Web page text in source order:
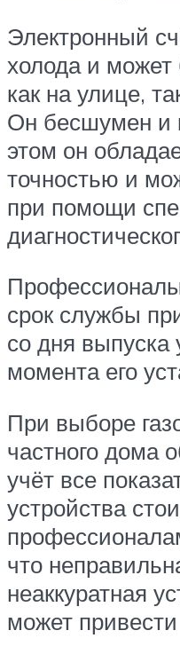
Электронный
холода и
как на улице,
Он бесшумен и
этом он
точностью и
при помощи
срок службы
со дня выпуска
момента его
При выборе
частного дома
учёт все
устройства
что
неаккуратная
может